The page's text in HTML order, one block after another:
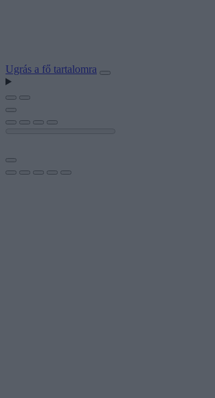
Ugrás a fő tartalomra